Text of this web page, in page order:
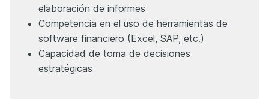
elaboración de informes
Competencia en el uso de herramientas de
software financiero (Excel, SAP, etc.)
Capacidad de toma de decisiones
estratégicas